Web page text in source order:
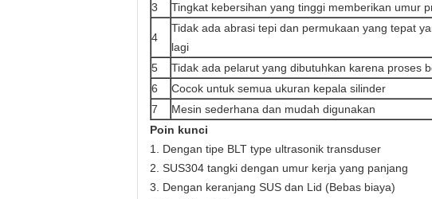
3
Tingkat kebersihan yang tinggi memberikan umur
4
Tidak ada abrasi tepi dan permukaan yang tepat
lagi
5
Tidak ada pelarut yang dibutuhkan karena proses
6
Cocok untuk semua ukuran kepala silinder
7
Mesin sederhana dan mudah digunakan
Poin kunci
1. Dengan tipe BLT type ultrasonik transduser
2. SUS304 tangki dengan umur kerja yang panjang
3. Dengan keranjang SUS dan Lid (Bebas biaya)